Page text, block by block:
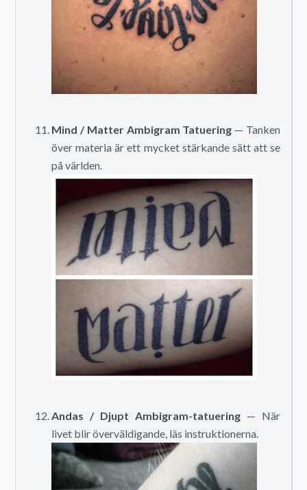
Mind / Matter Ambigram Tatuering — Tanken
över materia är ett mycket stärkande sätt att se
på världen.
Andas / Djupt Ambigram-tatuering— När
livet blir överväldigande, läs instruktionerna.